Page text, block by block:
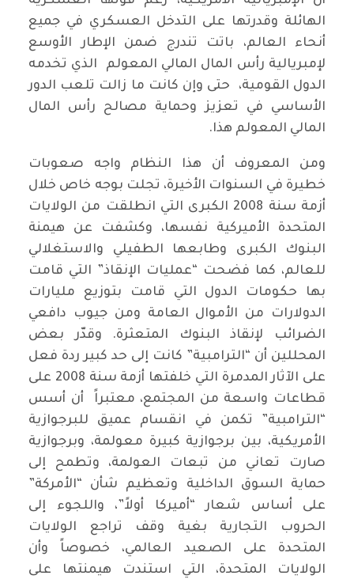
الهائلة وقدرتها على التدخل العسكري في جميع
أنحاء العالم، باتت تندرج ضمن الإطار الأوسع
لإمبريالية رأس المال المالي المعولم الذي تخدمه
الدول القومية، حتى وإن كانت ما زالت تلعب الدور
الأساسي في تعزيز وحماية مصالح رأس المال
المالي المعولم هذا.
ومن المعروف أن هذا النظام واجه صعوبات
خطيرة في السنوات الأخيرة، تجلت بوجه خاص خلال
أزمة سنة 2008 الكبرى التي انطلقت من الولايات
المتحدة الأميركية نفسها، وكشفت عن هيمنة
البنوك الكبرى وطابعها الطفيلي والاستغلالي
للعالم، كما فضحت “عمليات الإنقاذ” التي قامت
بها حكومات الدول التي قامت بتوزيع مليارات
الدولارات من الأموال العامة ومن جيوب دافعي
الضرائب لإنقاذ البنوك المتعثرة. وقدّر بعض
المحللين أن “الترامبية” كانت إلى حد كبير ردة فعل
على الآثار المدمرة التي خلفتها أزمة سنة 2008 على
قطاعات واسعة من المجتمع، معتبراً أن أسس
“الترامبية” تكمن في انقسام عميق للبرجوازية
الأمريكية، بين برجوازية كبيرة معولمة، وبرجوازية
صارت تعاني من تبعات العولمة، وتطمح إلى
حماية السوق الداخلية وتعظيم شأن “الأمركة”
على أساس شعار “أميركا أولاً”، واللجوء إلى
الحروب التجارية بغية وقف تراجع الولايات
المتحدة على الصعيد العالمي، خصوصاً وأن
الولايات المتحدة، التي استندت هيمنتها على